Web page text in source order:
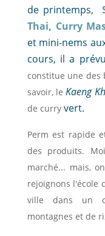
de printemps,
Thai, Curry
et mini-nems
cours, il a
constitue une des
savoir, le Kaeng
de curry vert.
Perm est rapide
des produits.
marché... mais,
rejoignons l'école
ville dans un
montagnes et de